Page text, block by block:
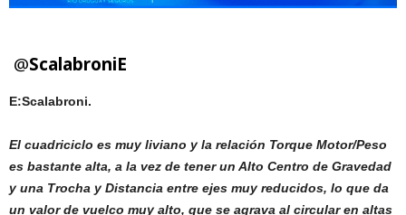
@ScalabroniE
E:Scalabroni.
El cuadriciclo es muy liviano y la relación Torque Motor/Peso
es bastante alta, a la vez de tener un Alto Centro de Gravedad
y una Trocha y Distancia entre ejes muy reducidos, lo que da
un valor de vuelco muy alto, que se agrava al circular en altas